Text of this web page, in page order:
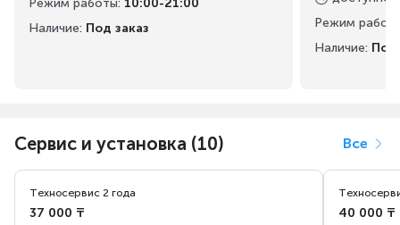
Режим работы: 10:00-21:00
Наличие: Под заказ
Режим
Наличие: Под
Сервис и установка (10) Все
Техносервис 2 года
37 000 ₸ 40 000 ₸